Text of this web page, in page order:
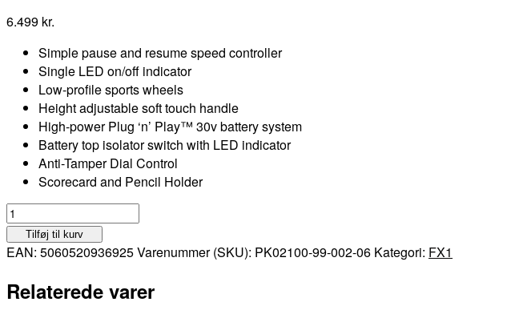
6.499 kr.
Simple pause and resume speed controller
Single LED on/off indicator
Low-profile sports wheels
Height adjustable soft touch handle
High-power Plug ‘n’ Play™ 30v battery system
Battery top isolator switch with LED indicator
Anti-Tamper Dial Control
Scorecard and Pencil Holder
PowaKaddy
FX1
-
-
36H
Tilføj til kurv
EAN: 5060520936925Varenummer (SKU): PK02100-99-002-06 Kategori: FX1
Relaterede varer